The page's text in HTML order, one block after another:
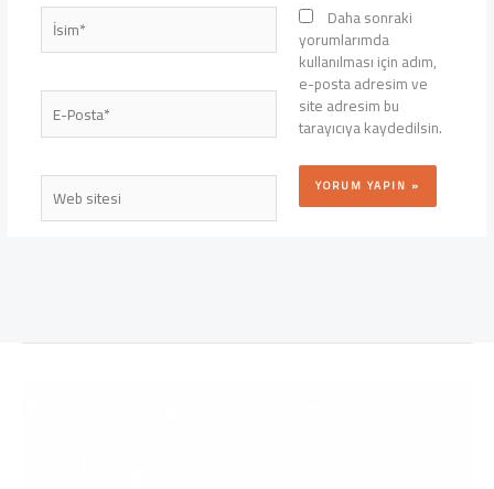
İsim*
E-
Posta*
Web
sitesi
Daha sonraki
yorumlarımda
kullanılması için adım,
e-posta adresim ve
site adresim bu
tarayıcıya kaydedilsin.